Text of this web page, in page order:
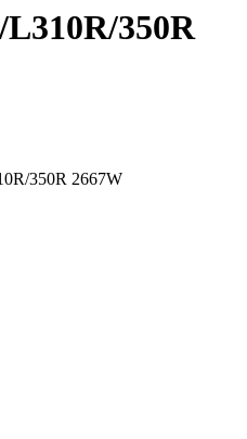
350R
350R 2667W